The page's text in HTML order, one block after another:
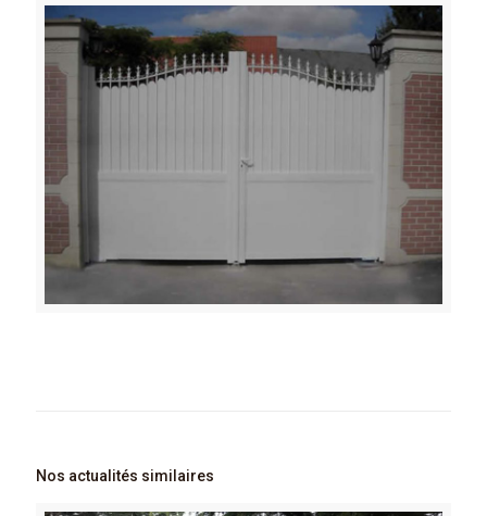
Nos actualités similaires